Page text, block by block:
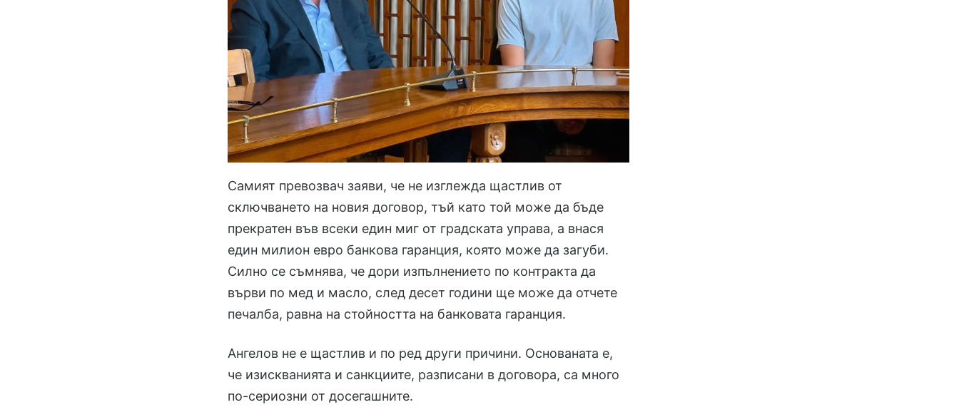
Самият превозвач заяви, че не изглежда щастлив от
сключването на новия договор, тъй като той може да бъде
прекратен във всеки един миг от градската управа, а внася
един милион евро банкова гаранция, която може да загуби.
Силно се съмнява, че дори изпълнението по контракта да
върви по мед и масло, след десет години ще може да отчете
печалба, равна на стойността на банковата гаранция.
Ангелов не е щастлив и по ред други причини. Основаната е,
че изискванията и санкциите, разписани в договора, са много
по-сериозни от досегашните.